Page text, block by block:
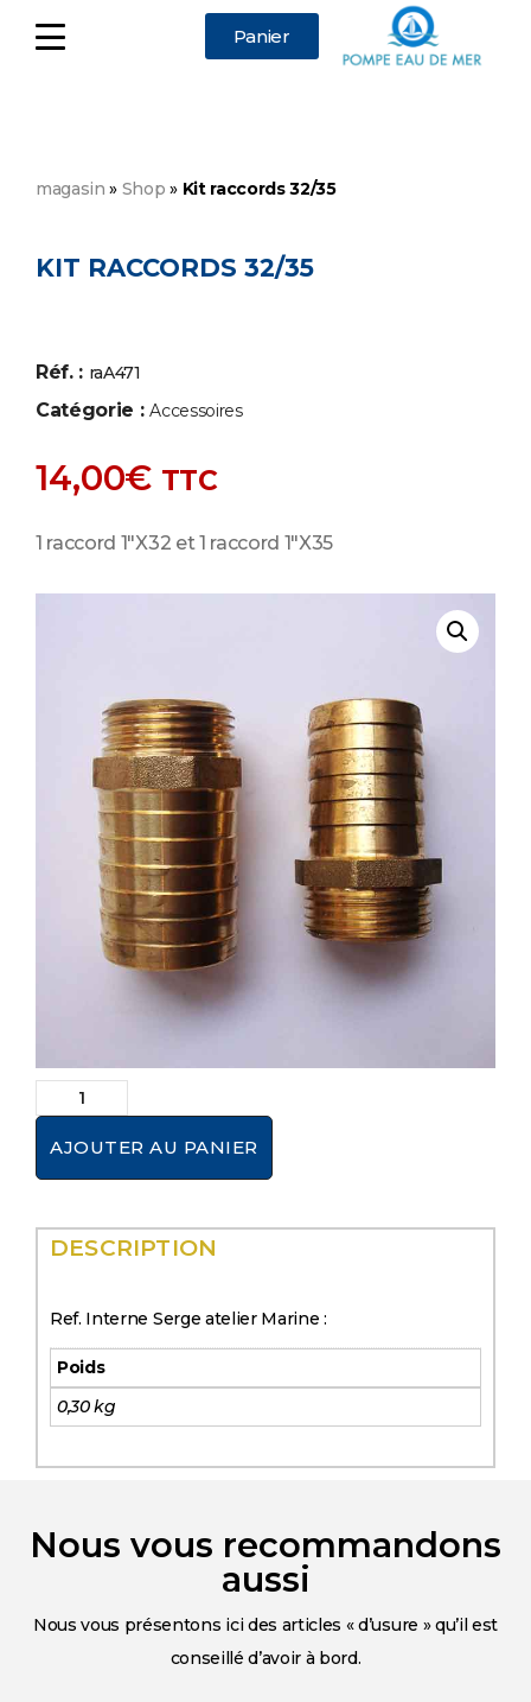
Panier
magasin » Shop » Kit raccords 32/35
KIT RACCORDS 32/35
Réf. : raA471
Catégorie :Accessoires
14,00€ TTC
1 raccord 1″X32 et 1 raccord 1″X35
AJOUTER AU PANIER
DESCRIPTION
Ref. Interne Serge atelier Marine :
Poids
0,30 kg
Nous vous recommandons
aussi
Nous vous présentons ici des articles « d’usure » qu’il est
conseillé d’avoir à bord.